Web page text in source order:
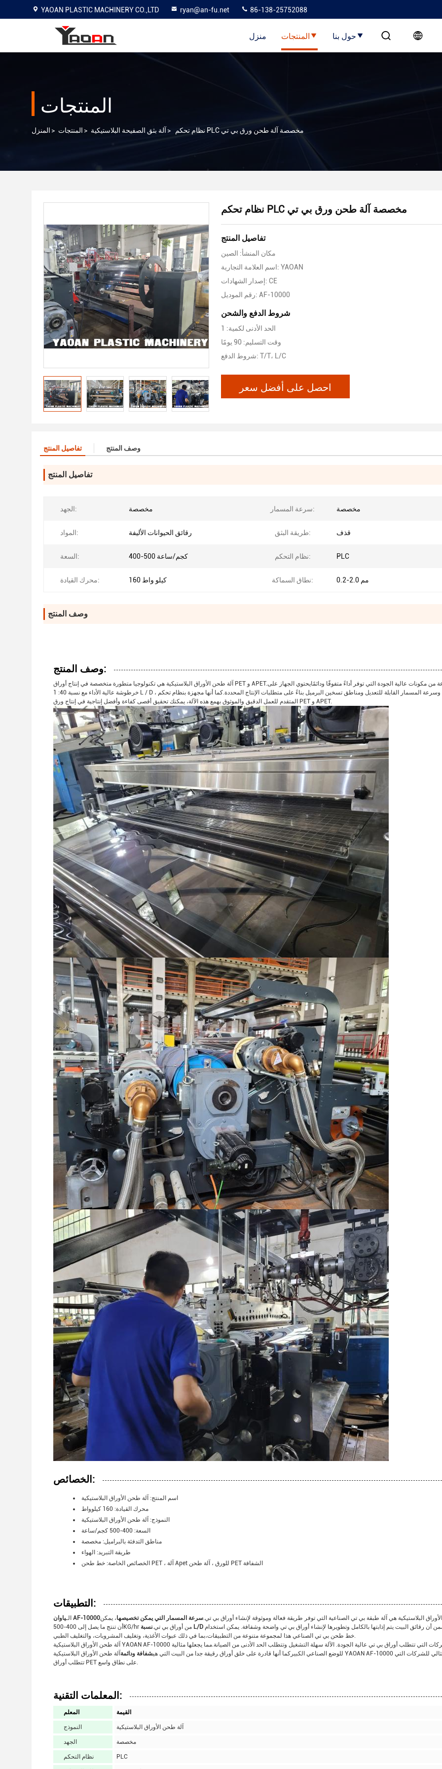
YAOAN PLASTIC MACHINERY CO.,LTD ryan@an-fu.net 86-138-25752088
منزل المنتجات حول بنا
المنتجات
المنزل > المنتجات > آلة بثق الصفيحة البلاستيكية > نظام تحكم PLC مخصصة آلة طحن ورق بي تي
نظام تحكم PLC مخصصة آلة طحن ورق بي تي
تفاصيل المنتج
مكان المنشأ: الصين
اسم العلامة التجارية: YAOAN
إصدار الشهادات: CE
رقم الموديل: AF-10000
شروط الدفع والشحن
الحد الأدنى لكمية: 1
وقت التسليم: 90 يومًا
شروط الدفع: T/T، L/C
احصل على أفضل سعر
تفاصيل المنتج وصف المنتج
تفاصيل المنتج
الجهد: مخصصة سرعة المسمار: مخصصة
المواد: رقائق الحيوانات الأليفة طريقة البثق: قذف
السعة: 400-500 كجم/ساعة نظام التحكم: PLC
محرك القيادة: 160 كيلو واط نطاق السماكة: 0.2-2.0 مم
وصف المنتج
وصف المنتج:
آلة طحن الأوراق البلاستيكية هي تكنولوجيا متطورة متخصصة في إنتاج أوراق PET و APET.إنها مصنوعة من مكونات عالية الجودة التي توفر أداءً متفوقًا ودائمًايحتوي الجهاز على
خرطوشة عالية الأداء مع نسبة 40: 1 L / D ، وسرعة المسمار القابلة للتعديل ومناطق تسخين البرميل بناءً على متطلبات الإنتاج المحددة.كما أنها مجهزة بنظام تحكم PLC
المتقدم للعمل الدقيق والموثوق بهمع هذه الآلة، يمكنك تحقيق أقصى كفاءة وأفضل إنتاجية في إنتاج ورق PET و APET.
الخصائص:
اسم المنتج: آلة طحن الأوراق البلاستيكية
محرك القيادة: 160 كيلوواط
النموذج: آلة طحن الأوراق البلاستيكية
السعة: 400-500 كجم/ساعة
مناطق التدفئة بالبراميل: مخصصة
طريقة التبريد: الهواء
الخصائص الخاصة: خط طحن PET ، آلة Apet للورق ، آلة طحن PET الشفافة
التطبيقات:
الـ ياوان AF-10000 البلاستيكية هي آلة طبقة بي تي الصناعية التي توفر طريقة فعالة وموثوقة لإنشاء أوراق بي تي.سرعة المسمار التي يمكن تخصيصها، يمكن
أن تنتج ما يصل إلى 400-500KG/hr من أوراق بي تي.
أن رقائق البيت يتم إذابتها بالكامل وتطويرها لإنشاء أوراق بي تي واضحة وشفافة. يمكن استخدام
خط طحن بي تي الصناعي هذا لمجموعة متنوعة من التطبيقات،بما في ذلك عبوات الأغذية، وتغليف المشروبات، والتغليف الطبي.
آلة طحن الأوراق البلاستيكية YAOAN AF-10000 مثالية للشركات التي تتطلب أوراق بي تي عالية الجودة. الآلة سهلة التشغيل وتتطلب الحد الأدنى من الصيانة.مما يجعلها مثالية
للوضع الصناعي الكبيركما أنها قادرة على خلق أوراق رقيقة جدا من البيت التي هيشفافة ودائمة آلة طحن الأوراق البلاستيكية YAOAN AF-10000 هي الحل المثالي للشركات التي
تتطلب أوراق PET على نطاق واسع.
المعلمات التقنية:
المعلم القيمة
النموذج آلة طحن الأوراق البلاستيكية
الجهد مخصصة
نظام التحكم PLC